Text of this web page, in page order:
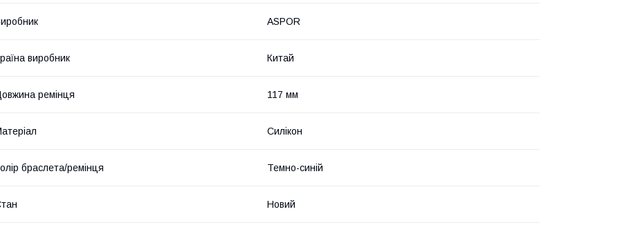
ASPOR
виробник Китай
ремінця 117 мм
Силікон
браслета/ремінця Темно-синій
Новий